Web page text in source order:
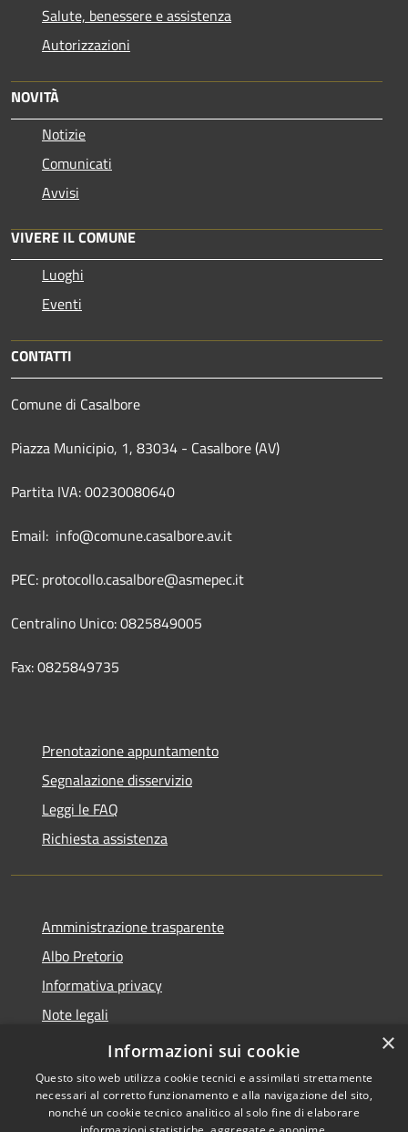
Salute, benessere e assistenza
Autorizzazioni
NOVITÀ
Notizie
Comunicati
Avvisi
VIVERE IL COMUNE
Luoghi
Eventi
CONTATTI
Comune di Casalbore
Piazza Municipio, 1, 83034 - Casalbore (AV)
Partita IVA: 00230080640
Email: info@comune.casalbore.av.it
PEC: protocollo.casalbore@asmepec.it
Centralino Unico: 0825849005
Fax: 0825849735
Prenotazione appuntamento
Segnalazione disservizio
Leggi le FAQ
Richiesta assistenza
Amministrazione trasparente
Albo Pretorio
Informativa privacy
Note legali
Dichiarazione di accessibilità
×
Informazioni sui cookie
Questo sito web utilizza cookie tecnici e assimilati strettamente
necessari al corretto funzionamento e alla navigazione del sito,
nonché un cookie tecnico analitico al solo fine di elaborare